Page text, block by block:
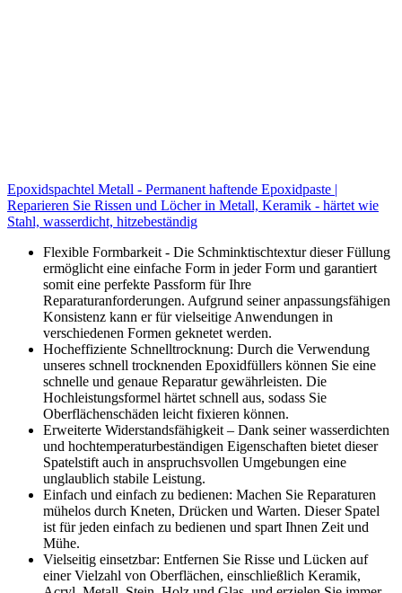
Epoxidspachtel Metall - Permanent haftende Epoxidpaste |
Reparieren Sie Rissen und Löcher in Metall, Keramik - härtet wie
Stahl, wasserdicht, hitzebeständig
Flexible Formbarkeit - Die Schminktischtextur dieser Füllung
ermöglicht eine einfache Form in jeder Form und garantiert
somit eine perfekte Passform für Ihre
Reparaturanforderungen. Aufgrund seiner anpassungsfähigen
Konsistenz kann er für vielseitige Anwendungen in
verschiedenen Formen geknetet werden.
Hocheffiziente Schnelltrocknung: Durch die Verwendung
unseres schnell trocknenden Epoxidfüllers können Sie eine
schnelle und genaue Reparatur gewährleisten. Die
Hochleistungsformel härtet schnell aus, sodass Sie
Oberflächenschäden leicht fixieren können.
Erweiterte Widerstandsfähigkeit – Dank seiner wasserdichten
und hochtemperaturbeständigen Eigenschaften bietet dieser
Spatelstift auch in anspruchsvollen Umgebungen eine
unglaublich stabile Leistung.
Einfach und einfach zu bedienen: Machen Sie Reparaturen
mühelos durch Kneten, Drücken und Warten. Dieser Spatel
ist für jeden einfach zu bedienen und spart Ihnen Zeit und
Mühe.
Vielseitig einsetzbar: Entfernen Sie Risse und Lücken auf
einer Vielzahl von Oberflächen, einschließlich Keramik,